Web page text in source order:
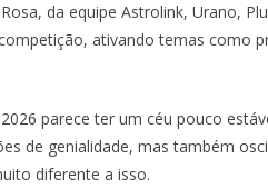
da equipe Astrolink, Urano,
ativando temas como
parece ter um céu pouco
de genialidade, mas também
diferente a isso.